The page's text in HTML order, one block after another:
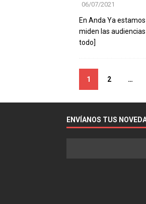
06/07/2021
En Anda Ya
miden las
todo]
1 2 …
ENVÍANOS TUS